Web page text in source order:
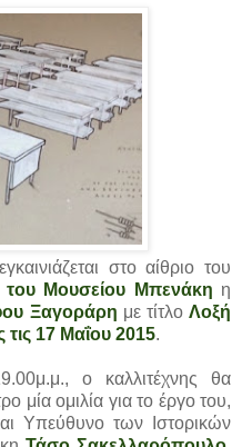
εγκαινιάζεται στο αίθριο του
του
Μουσείου Μπενάκη η
Ξαγοράρη με τίτλοΛοξή
τις 17 Μαΐου 2015.
ο καλλιτέχνης θα
μία ομιλία για το έργο του,
Υπεύθυνο των Ιστορικών